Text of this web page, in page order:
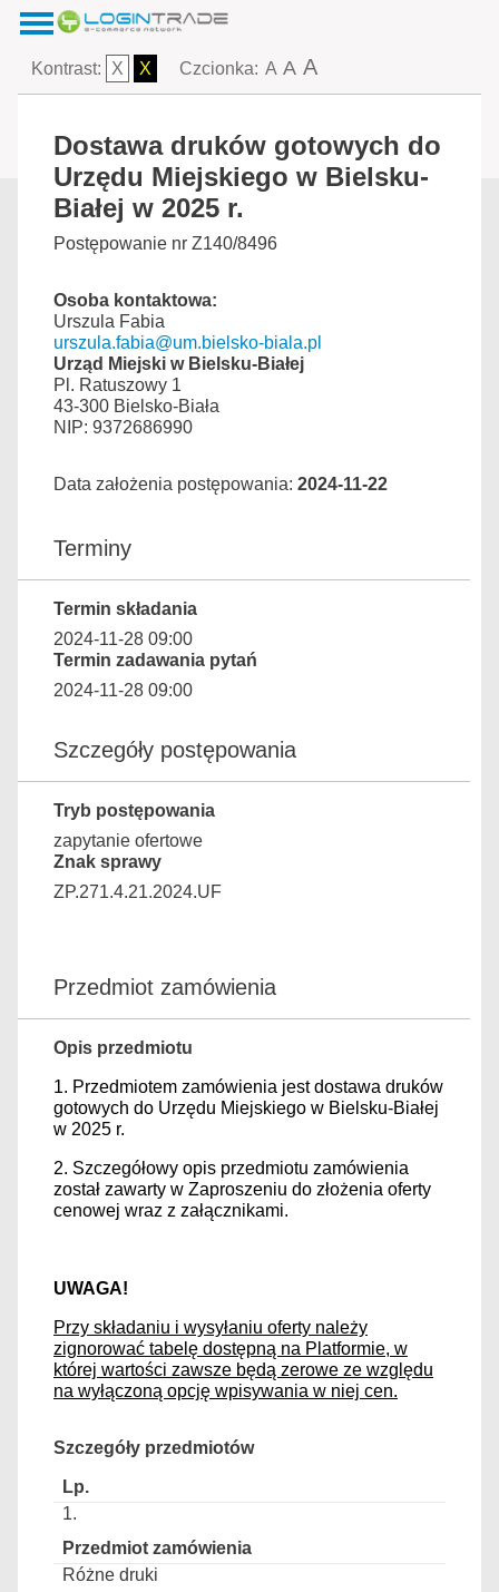
Kontrast: X X Czcionka: A A A
Dostawa druków gotowych do
Urzędu Miejskiego w Bielsku-
Białej w 2025 r.
Postępowanie nr Z140/8496
Osoba kontaktowa:
Urszula Fabia
urszula.fabia@um.bielsko-biala.pl
Urząd Miejski w Bielsku-Białej
Pl. Ratuszowy 1
43-300 Bielsko-Biała
NIP: 9372686990
Data założenia postępowania: 2024-11-22
Terminy
Termin składania
2024-11-28 09:00
Termin zadawania pytań
2024-11-28 09:00
Szczegóły postępowania
Tryb postępowania
zapytanie ofertowe
Znak sprawy
ZP.271.4.21.2024.UF
Przedmiot zamówienia
Opis przedmiotu
1. Przedmiotem zamówienia jest dostawa druków
gotowych do Urzędu Miejskiego w Bielsku-Białej
w 2025 r.
2. Szczegółowy opis przedmiotu zamówienia
został zawarty w Zaproszeniu do złożenia oferty
cenowej wraz z załącznikami.
UWAGA!
Przy składaniu i wysyłaniu oferty należy
zignorować tabelę dostępną na Platformie, w
której wartości zawsze będą zerowe ze względu
na wyłączoną opcję wpisywania w niej cen.
Szczegóły przedmiotów
1.
Różne druki